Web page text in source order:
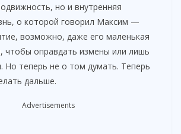
но и внутренняя
о которой говорил Максим —
возможно, даже его маленькая
чтобы оправдать измены или лишь
Но теперь не о том думать. Теперь
дальше.
Advertisements